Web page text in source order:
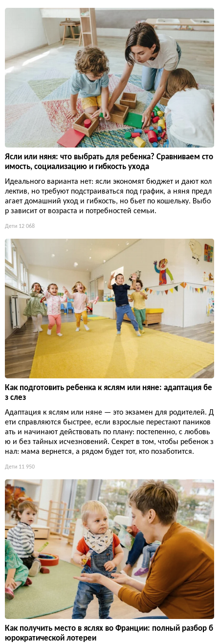
Ясли или няня: что выбрать для ребенка? Сравниваем сто
имость, социализацию и гибкость ухода
Идеального варианта нет: ясли экономят бюджет и дают кол
лектив, но требуют подстраиваться под график, а няня предл
агает домашний уход и гибкость, но бьет по кошельку. Выбо
р зависит от возраста и потребностей семьи.
Дети 12 068
Как подготовить ребенка к яслям или няне: адаптация бе
з слез
Адаптация к яслям или няне — это экзамен для родителей. Д
ети справляются быстрее, если взрослые перестают паников
ать и начинают действовать по плану: постепенно, с любовь
ю и без тайных исчезновений. Секрет в том, чтобы ребенок з
нал: мама вернется, а рядом будет тот, кто позаботится.
Дети 11 950
Как получить место в яслях во Франции: полный разбор б
юрократической лотереи